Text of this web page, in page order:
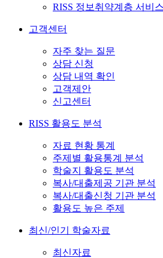
RISS 정보취약계층 서비
고객센터
자주 찾는 질문
상담 신청
상담 내역 확인
고객제안
신고센터
RISS 활용도 분석
자료 현황 통계
주제별 활용통계 분석
학술지 활용도 분석
복사/대출제공 기관 분석
복사/대출신청 기관 분석
활용도 높은 주제
최신/인기 학술자료
최신자료